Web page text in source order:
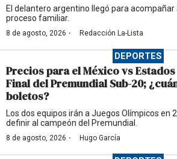
El delantero argentino llegó para
proceso familiar.
8 de agosto, 2026 · Redacción La-Lista
DEPORTES
Precios para el México vs
Final del Premundial Sub-20;
boletos?
Los dos equipos irán a Juegos Olímpicos en
definir al campeón del Premundial.
8 de agosto, 2026 · Hugo García